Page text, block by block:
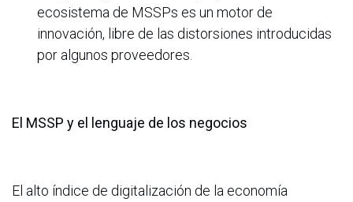
ecosistema de MSSPs es un motor de
innovación, libre de las distorsiones introducidas
por algunos proveedores.
El MSSP y el lenguaje de los negocios
El alto índice de digitalización de la economía